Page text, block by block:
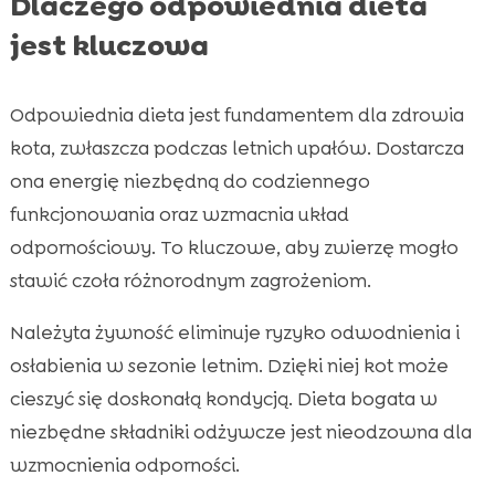
jest kluczowa
Odpowiednia dieta jest fundamentem dla zdrowia
kota, zwłaszcza podczas letnich upałów. Dostarcza
ona energię niezbędną do codziennego
funkcjonowania oraz wzmacnia układ
odpornościowy. To kluczowe, aby zwierzę mogło
stawić czoła różnorodnym zagrożeniom.
Należyta żywność eliminuje ryzyko odwodnienia i
osłabienia w sezonie letnim. Dzięki niej kot może
cieszyć się doskonałą kondycją. Dieta bogata w
niezbędne składniki odżywcze jest nieodzowna dla
wzmocnienia odporności.